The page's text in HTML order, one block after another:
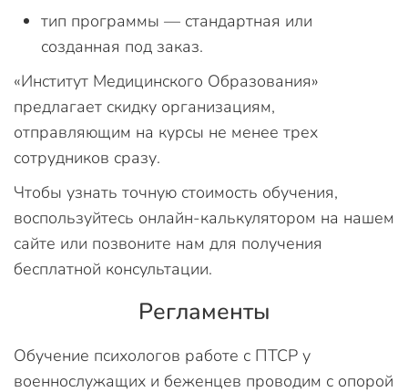
тип программы — стандартная или
созданная под заказ.
«Институт Медицинского Образования»
предлагает скидку организациям,
отправляющим на курсы не менее трех
сотрудников сразу.
Чтобы узнать точную стоимость обучения,
воспользуйтесь онлайн-калькулятором на нашем
сайте или позвоните нам для получения
бесплатной консультации.
Регламенты
Обучение психологов работе с ПТСР у
военнослужащих и беженцев проводим с опорой